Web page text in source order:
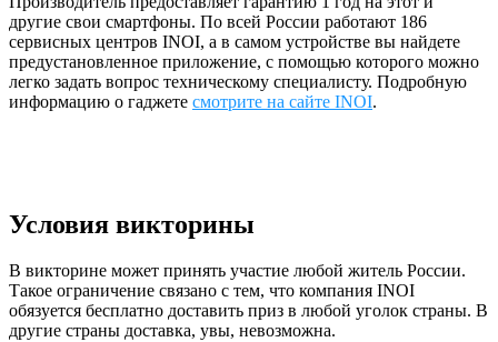
другие свои смартфоны. По всей России работают 186
сервисных центров INOI, а в самом устройстве вы найдете
предустановленное приложение, с помощью которого можно
легко задать вопрос техническому специалисту. Подробную
информацию о гаджете смотрите на сайте INOI.
Условия викторины
В викторине может принять участие любой житель России.
Такое ограничение связано с тем, что компания INOI
обязуется бесплатно доставить приз в любой уголок страны. В
другие страны доставка, увы, невозможна.